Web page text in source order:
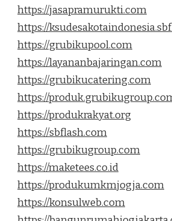
https://jasapramurukti.com
https://
https://grubikupool.com
https://layananbajaringan.com
https://grubikucatering.com
https://
https://produkrakyat.org
https://sbflash.com
https://grubikugroup.com
https://maketees.co.id
https://produkumkmjogja.com
https://konsulweb.com